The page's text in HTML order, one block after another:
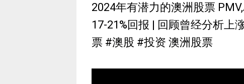
2024年有潜力的澳洲股票
17-21%回报 | 回顾曾经分析上
票 #澳股 #投资 澳洲股票